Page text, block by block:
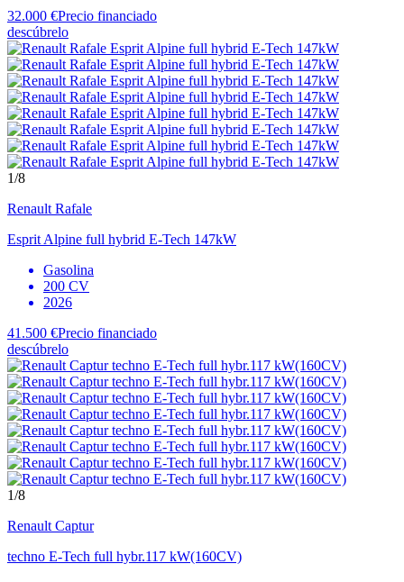
32.000 €Precio financiado
descúbrelo
1/8
Renault Rafale
Esprit Alpine full hybrid E-Tech 147kW
Gasolina
200 CV
2026
41.500 €Precio financiado
descúbrelo
1/8
Renault Captur
techno E-Tech full hybr.117 kW(160CV)